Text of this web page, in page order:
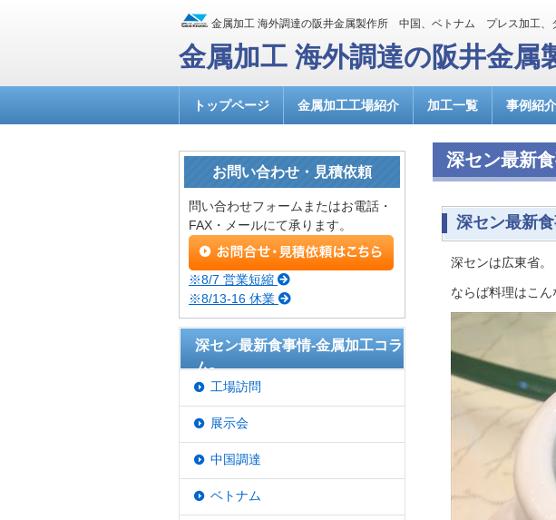
金属加工 海外調達の阪井金属製作所 中国、ベトナム プレス加工、
金属加工 海外調達の阪井金属
トップページ 金属加工工場紹介 加工一覧 事例紹介
深セン最新
深セン最新
深センは広東省。
ならば料理はこん
お問い合わせ・見積依頼
問い合わせフォームまたはお電話・
FAX・メールにて承ります。
※8/7 営業短縮
※8/13-16 休業
深セン最新食事情-金属加工コラ
ム-
工場訪問
展示会
中国調達
ベトナム